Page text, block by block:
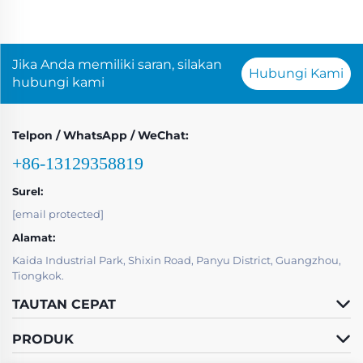
Jika Anda memiliki saran, silakan
hubungi kami
Hubungi Kami
Telpon / WhatsApp / WeChat:
+86-13129358819
Surel:
[email protected]
Alamat:
Kaida Industrial Park, Shixin Road, Panyu District, Guangzhou,
Tiongkok.
TAUTAN CEPAT
PRODUK